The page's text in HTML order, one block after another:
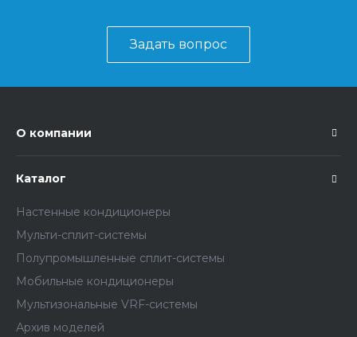
Задать вопрос
О компании
Каталог
Настенные кондиционеры
Мульти-сплит-системы
Полупромышленные сплит-системы
Мобильные кондиционеры
Мультизональные VRF-системы
Архив моделей